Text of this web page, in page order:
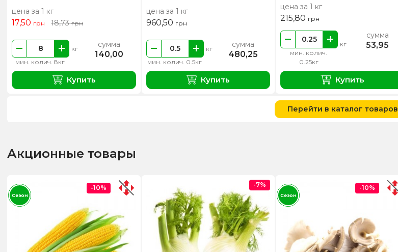
цена за 1 кг
17,50 грн 18,73грн
мин. колич. 8кг
кг сумма
140,00
Купить
цена за 1 кг
960,50 грн
мин. колич. 0.5кг
кг сумма
480,25
Купить
цена за 1 кг
215,80 грн
мин. колич.
0.25кг
кг
сумма
53,95
Купить
Перейти в каталог товаров
Акционные товары
-10%
Сезон
-7% -10%
Сезон